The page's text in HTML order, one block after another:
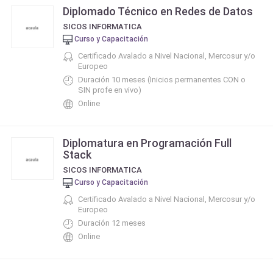
Diplomado Técnico en Redes de Datos
SICOS INFORMATICA
Curso y Capacitación
Certificado Avalado a Nivel Nacional, Mercosur y/o
Europeo
Duración 10 meses (Inicios permanentes CON o
SIN profe en vivo)
Online
Diplomatura en Programación Full
Stack
SICOS INFORMATICA
Curso y Capacitación
Certificado Avalado a Nivel Nacional, Mercosur y/o
Europeo
Duración 12 meses
Online